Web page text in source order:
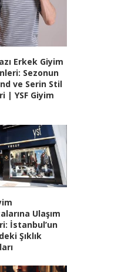
Erkek Giyim
Sezonun
ve Serin Stil
| YSF Giyim
Ulaşım
İstanbul’un
Şıklık